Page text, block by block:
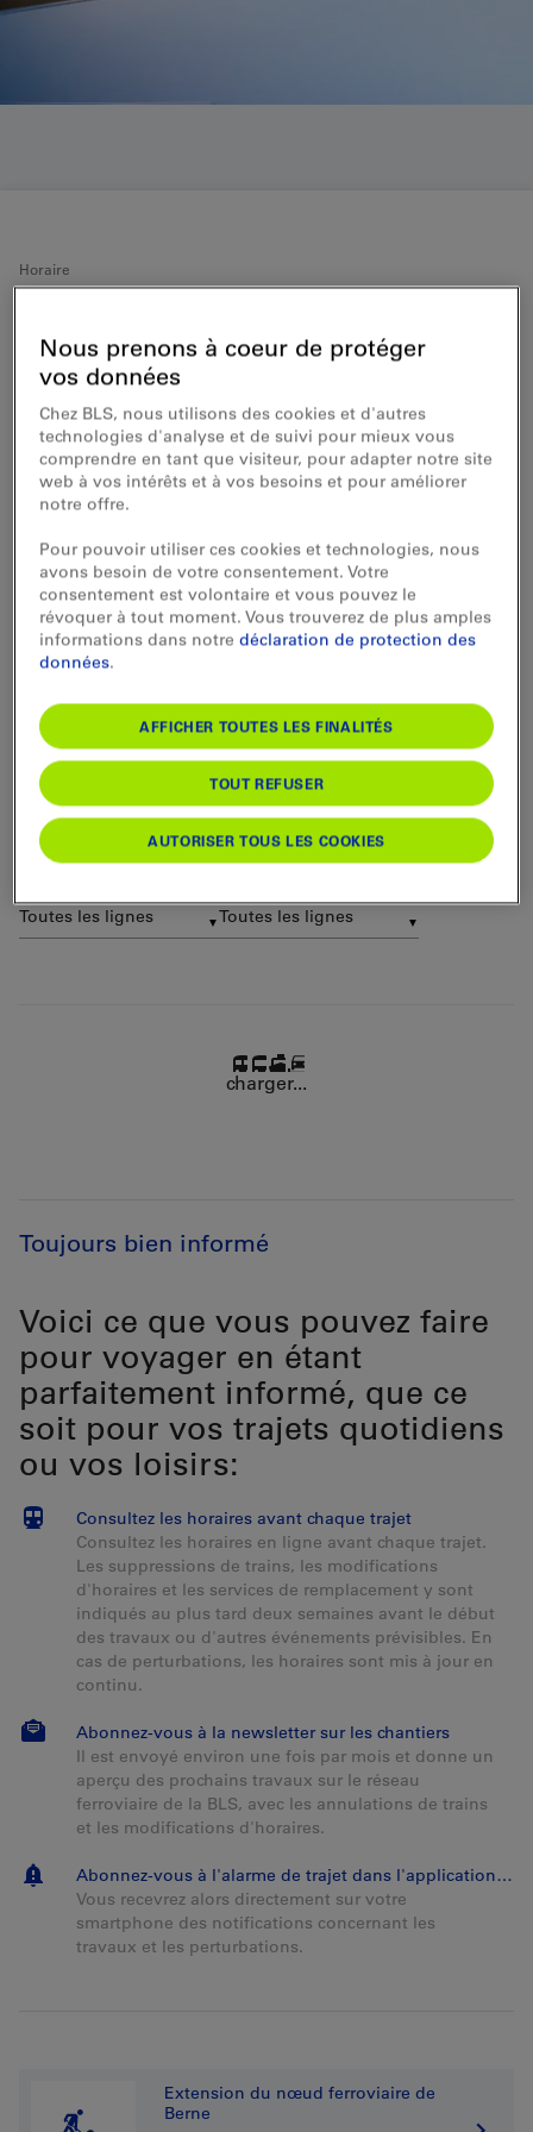
Horaire
Situation actuelle de
l'exploitation & perturbations
sur le réseau BLS
Vous trouverez ici les dernières informations
concernant les perturbations et les restrictions de
service concernant les trains, les bus, les bateaux et le
les travaux en cours et prévus dans les prochaines
semaines sur le réseau de la BLS.
Chantiers BLS Avis de voyage
▼
Train
▼
▼
Bateau
▼
charger...
Toujours bien informé
Voici ce que vous pouvez faire
pour voyager en étant
parfaitement informé, que ce
soit pour vos trajets quotidiens
ou vos loisirs:
Consultez les horaires avant chaque trajet
Consultez les horaires en ligne avant chaque trajet.
Les suppressions de trains, les modifications
d'horaires et les services de remplacement y sont
indiqués au plus tard deux semaines avant le début
des travaux ou d'autres événements prévisibles. En
cas de perturbations, les horaires sont mis à jour en
continu.
Abonnez-vous à la newsletter sur les chantiers
Il est envoyé environ une fois par mois et donne un
aperçu des prochains travaux sur le réseau
ferroviaire de la BLS, avec les annulations de trains
et les modifications d'horaires.
Abonnez-vous à l'alarme de trajet dans l'application BLS Mobil
Vous recevrez alors directement sur votre
smartphone des notifications concernant les
travaux et les perturbations.
Extension du nœud ferroviaire de
Berne
Nous prenons à coeur de protéger
vos données
Chez BLS, nous utilisons des cookies et d'autres
technologies d'analyse et de suivi pour mieux vous
comprendre en tant que visiteur, pour adapter notre site
web à vos intérêts et à vos besoins et pour améliorer
notre offre.
Pour pouvoir utiliser ces cookies et technologies, nous
avons besoin de votre consentement. Votre
consentement est volontaire et vous pouvez le
révoquer à tout moment. Vous trouverez de plus amples
informations dans notredéclaration de protection des
données.
AFFICHER TOUTES LES FINALITÉS
TOUT REFUSER
AUTORISER TOUS LES COOKIES